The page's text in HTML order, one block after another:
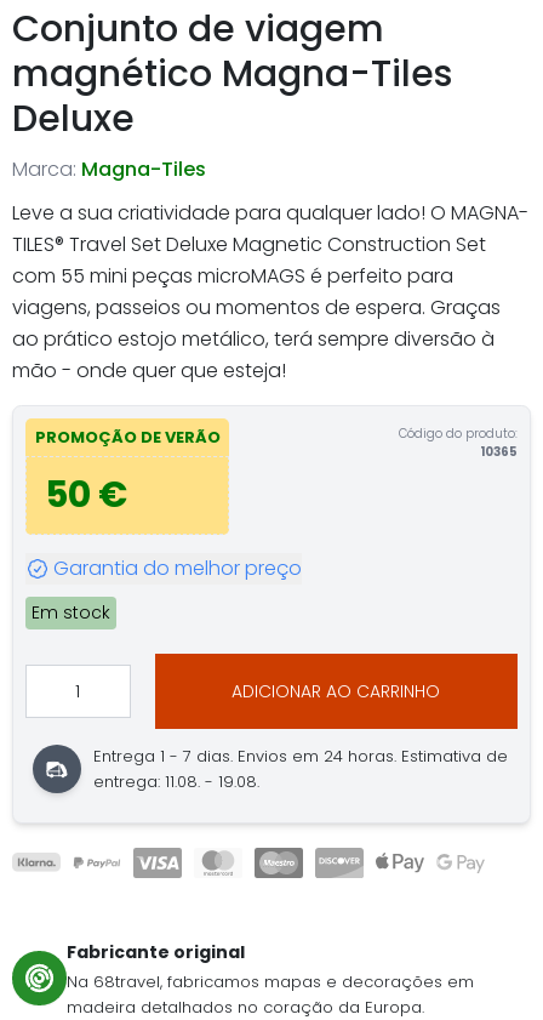
Conjunto de viagem
magnético Magna-Tiles
Deluxe
Marca: Magna-Tiles
Leve a sua criatividade para qualquer lado! O MAGNA-
TILES® Travel Set Deluxe Magnetic Construction Set
com 55 mini peças microMAGS é perfeito para
viagens, passeios ou momentos de espera. Graças
ao prático estojo metálico, terá sempre diversão à
mão - onde quer que esteja!
PROMOÇÃO DE VERÃO
50 €
Código do produto:
10365
Garantia do melhor preço
Em stock
ADICIONAR AO CARRINHO
Entrega 1 - 7 dias. Envios em 24 horas. Estimativa de
entrega: 11.08. - 19.08.
Fabricante original
Na 68travel, fabricamos mapas e decorações em
madeira detalhados no coração da Europa.